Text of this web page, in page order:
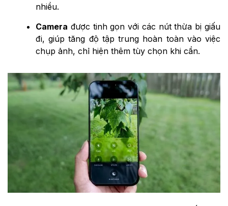
nhiều.
Camera được tinh gọn với các nút thừa bị giấu
đi, giúp tăng độ tập trung hoàn toàn vào việc
chụp ảnh, chỉ hiện thêm tùy chọn khi cần.